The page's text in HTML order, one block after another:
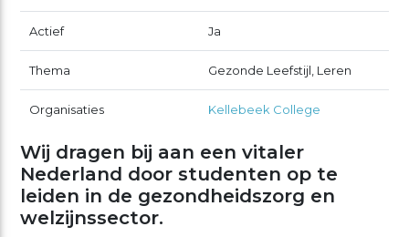
Actief Ja
Thema Gezonde Leefstijl, Leren
Organisaties Kellebeek College
Wij dragen bij aan een vitaler
Nederland door studenten op te
leiden in de gezondheidszorg en
welzijnssector.